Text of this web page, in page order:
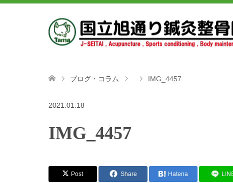
ブログ・コラム IMG_4457
2021.01.18
IMG_4457
Post Share Hatena